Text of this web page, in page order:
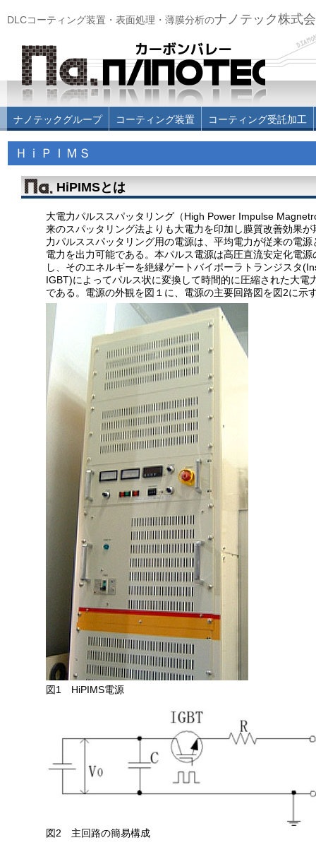
DLCコーティング装置・表面処理・薄膜分析のナノテック株式
ナノテックグループ コーティング装置 コーティング受託加工
ＨｉＰＩＭＳ
HiPIMSとは
大電力パルススパッタリング（High Power Impulse
来のスパッタリング法よりも大電力を印加し膜質改善効果
力パルススパッタリング用の電源は、平均電力が従来の電
電力を出力可能である。本パルス電源は高圧直流安定化電
し、そのエネルギーを絶縁ゲートバイポーラトランジスタ
IGBT)によってパルス状に変換して時間的に圧縮された大電
である。電源の外観を図１に、電源の主要回路図を図2に示
図1 HiPIMS電源
図2 主回路の簡易構成